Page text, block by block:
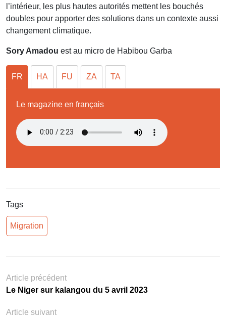
l’intérieur, les plus hautes autorités mettent les bouchés
doubles pour apporter des solutions dans un contexte aussi
changement climatique.
Sory Amadou est au micro de Habibou Garba
FR HA FU ZA TA
Le magazine en français
Tags
Migration
Article précédent
Le Niger sur kalangou du 5 avril 2023
Article suivant